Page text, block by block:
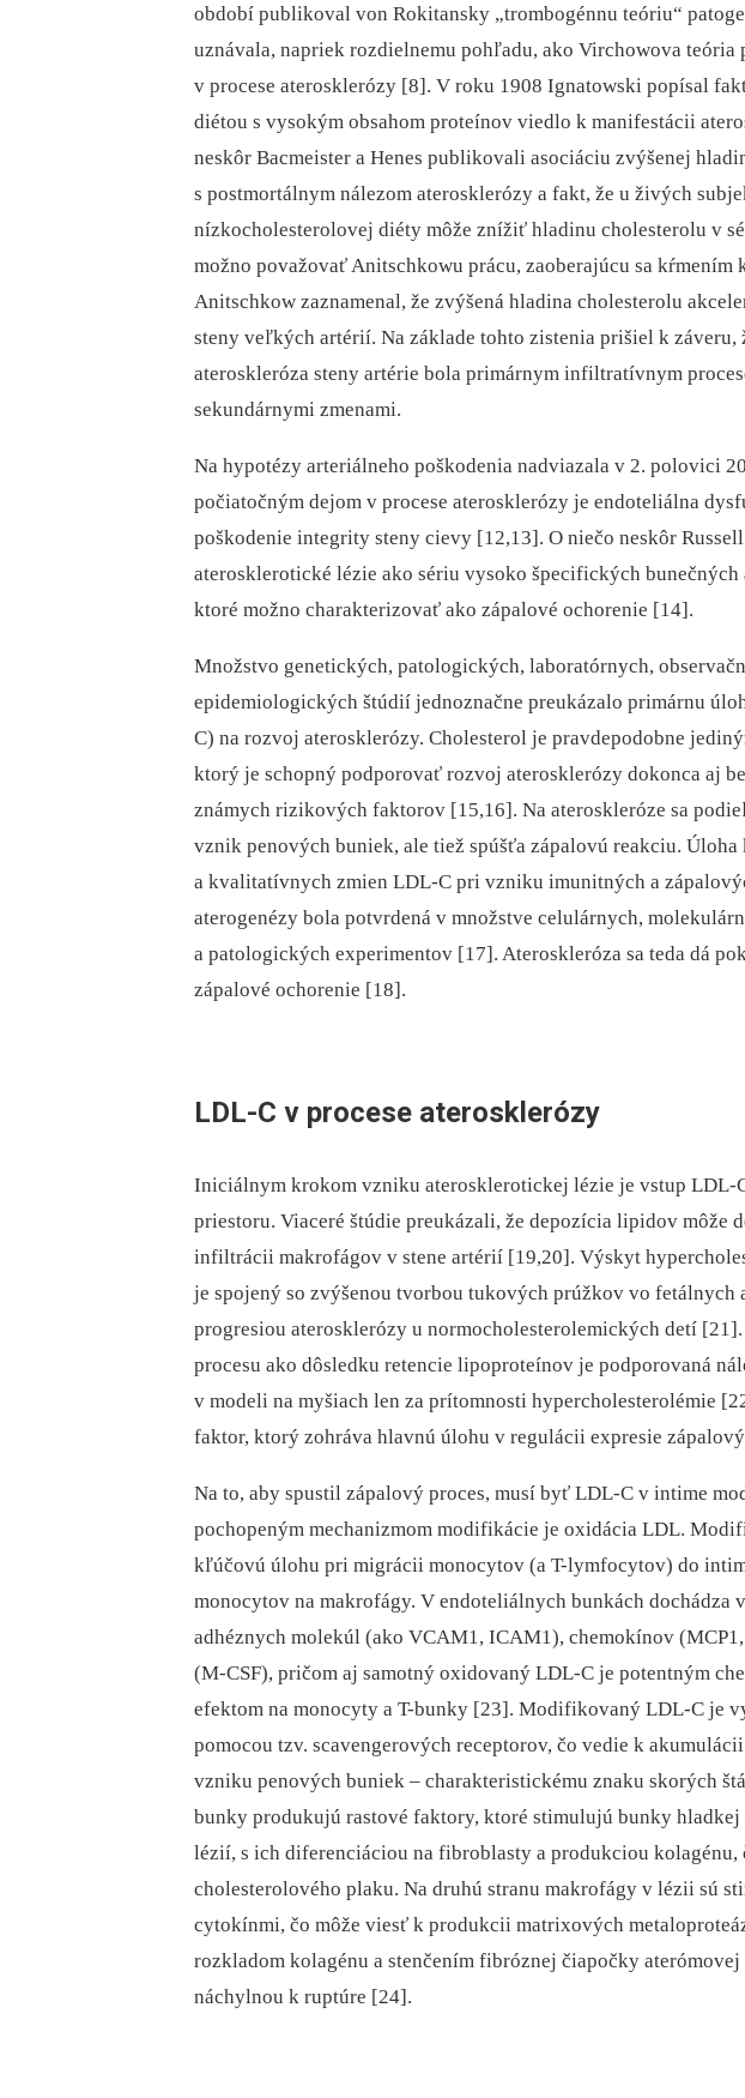
období publikoval von Rokitansky „trombogénnu teóriu“
uznávala, napriek rozdielnemu pohľadu, ako Virchowova
v procese aterosklerózy [8]. V roku 1908 Ignatowski popísal
diétou s vysokým obsahom proteínov viedlo k manifestácii
neskôr Bacmeister a Henes publikovali asociáciu zvýšenej
s postmortálnym nálezom aterosklerózy a fakt, že u živých
nízkocholesterolovej diéty môže znížiť hladinu cholesterolu v
možno považovať Anitschkowu prácu, zaoberajúcu sa
Anitschkow zaznamenal, že zvýšená hladina cholesterolu
steny veľkých artérií. Na základe tohto zistenia prišiel k záveru,
ateroskleróza steny artérie bola primárnym infiltratívnym
sekundárnymi zmenami.
Na hypotézy arteriálneho poškodenia nadviazala v 2. polovici
počiatočným dejom v procese aterosklerózy je endoteliálna
poškodenie integrity steny cievy [12,13]. O niečo neskôr Russell
aterosklerotické lézie ako sériu vysoko špecifických
ktoré možno charakterizovať ako zápalové ochorenie [14].
Množstvo genetických, patologických, laboratórnych,
epidemiologických štúdií jednoznačne preukázalo primárnu
C) na rozvoj aterosklerózy. Cholesterol je pravdepodobne
ktorý je schopný podporovať rozvoj aterosklerózy dokonca aj
známych rizikových faktorov [15,16]. Na atero­skleróze sa
vznik penových buniek, ale tiež spúšťa zápalovú reakciu.
a kvalitatívnych zmien LDL-C pri vzniku imunitných a
aterogenézy bola potvrdená v množstve celulárnych,
a patologických experimentov [17]. Ateroskleróza sa teda dá
zápalové ochorenie [18].
LDL-C v procese aterosklerózy
Iniciálnym krokom vzniku aterosklerotickej lézie je vstup LDL-
priestoru. Viaceré štúdie preukázali, že depozícia lipidov môže
infiltrácii makrofágov v stene artérií [19,20]. Výskyt
je spojený so zvýšenou tvorbou tukových prúžkov vo fetálnych
progresiou aterosklerózy u normocholesterolemických detí
procesu ako dôsledku retencie lipoproteínov je podporovaná
v modeli na myšiach len za prítomnosti hypercholesterolémie
faktor, ktorý zohráva hlavnú úlohu v regulácii expresie
Na to, aby spustil zápalový proces, musí byť LDL-C v intime
pochopeným mechanizmom modifikácie je oxidácia LDL.
kľúčovú úlohu pri migrácii monocytov (a T-lymfocytov) do
monocytov na makrofágy. V endoteliálnych bunkách dochádza
adhéznych molekúl (ako VCAM1, ICAM1), chemokínov
(M-CSF), pričom aj samotný oxidovaný LDL-C je potentným
efektom na monocyty a T-bunky [23]. Modifikovaný LDL-C je
pomocou tzv. scavengerových receptorov, čo vedie k
vzniku penových buniek –⁠ charakteristickému znaku skorých
bunky produkujú rastové faktory, ktoré stimulujú bunky
lézií, s ich diferenciáciou na fibroblasty a produkciou kolagénu,
cholesterolového plaku. Na druhú stranu makrofágy v lézii sú
cytokínmi, čo môže viesť k produkcii matrixových
rozkladom kolagénu a stenčením fibróznej čiapočky aterómovej
náchylnou k ruptúre [24].